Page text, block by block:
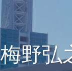
梅野弘